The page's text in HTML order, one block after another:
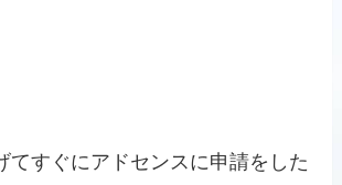
てすぐにアドセンスに申請をした